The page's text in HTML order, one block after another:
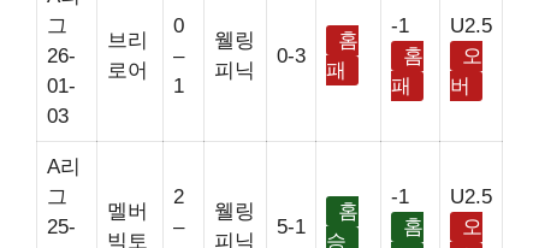
그
26-
01-
03
브리
로어
0
–
1
웰링
피닉
0-3
홈
패
-1
홈
패
U2.5
오
버
A리
그
25-
멜버
빅토
2
–
웰링
피닉
5-1
홈
승
-1
홈
U2.5
오